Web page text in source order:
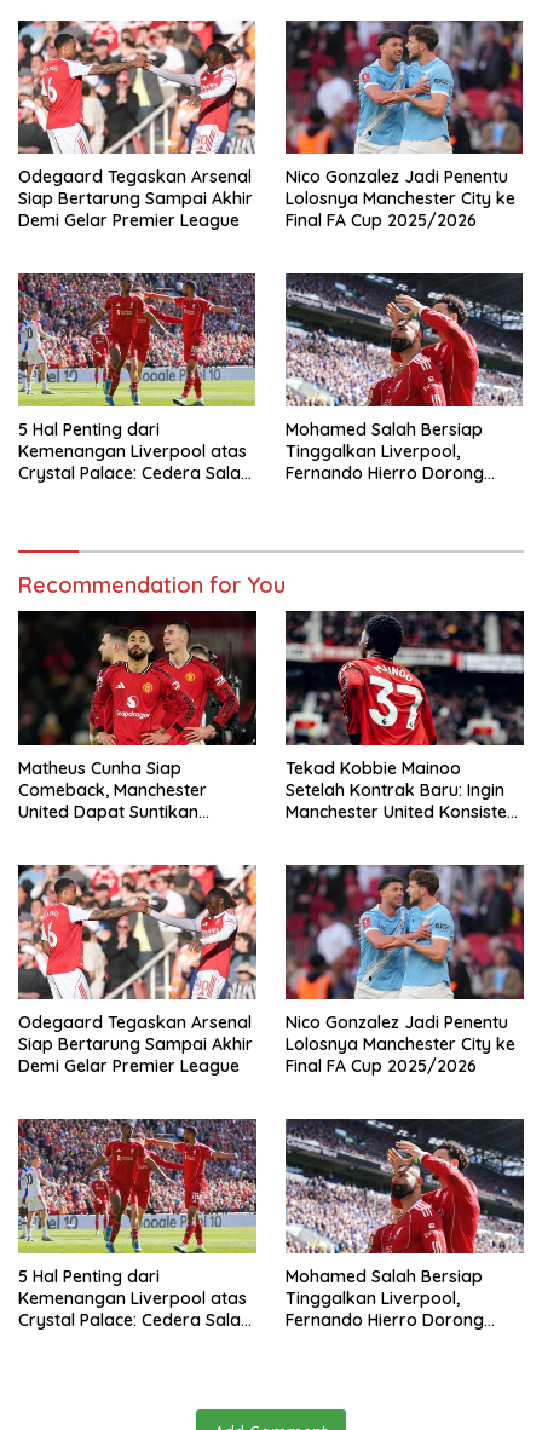
Odegaard Tegaskan Arsenal
Siap Bertarung Sampai Akhir
Demi Gelar Premier League
Nico Gonzalez Jadi Penentu
Lolosnya Manchester City ke
Final FA Cup 2025/2026
5 Hal Penting dari
Kemenangan Liverpool atas
Crystal Palace: Cedera Salah
Mohamed Salah Bersiap
Tinggalkan Liverpool,
Fernando Hierro Dorong
Recommendation for You
Matheus Cunha Siap
Comeback, Manchester
United Dapat Suntikan
Tekad Kobbie Mainoo
Setelah Kontrak Baru: Ingin
Manchester United Konsisten
Odegaard Tegaskan Arsenal
Siap Bertarung Sampai Akhir
Demi Gelar Premier League
Nico Gonzalez Jadi Penentu
Lolosnya Manchester City ke
Final FA Cup 2025/2026
5 Hal Penting dari
Kemenangan Liverpool atas
Crystal Palace: Cedera Salah
Mohamed Salah Bersiap
Tinggalkan Liverpool,
Fernando Hierro Dorong